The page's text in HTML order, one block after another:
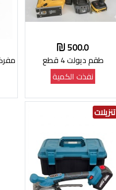
500.0
طقم ديولت 4 قطع
نفذت الكمية
تنزيلات